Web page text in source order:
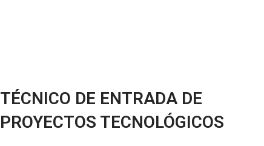
TÉCNICO DE ENTRADA DE
PROYECTOS TECNOLÓGICOS